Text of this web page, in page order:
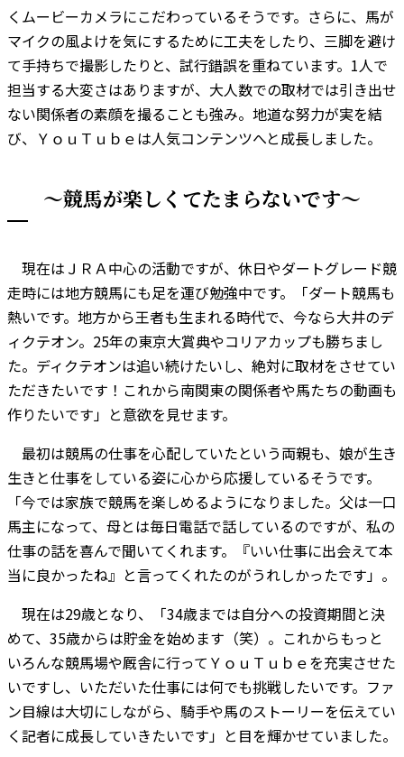
くムービーカメラにこだわっているそうです。さらに、馬が
マイクの風よけを気にするために工夫をしたり、三脚を避け
て手持ちで撮影したりと、試行錯誤を重ねています。1人で
担当する大変さはありますが、大人数での取材では引き出せ
ない関係者の素顔を撮ることも強み。地道な努力が実を結
び、ＹｏｕＴｕｂｅは人気コンテンツへと成長しました。
～競馬が楽しくてたまらないです～
現在はＪＲＡ中心の活動ですが、休日やダートグレード競
走時には地方競馬にも足を運び勉強中です。「ダート競馬も
熱いです。地方から王者も生まれる時代で、今なら大井のデ
ィクテオン。25年の東京大賞典やコリアカップも勝ちまし
た。ディクテオンは追い続けたいし、絶対に取材をさせてい
ただきたいです！これから南関東の関係者や馬たちの動画も
作りたいです」と意欲を見せます。
最初は競馬の仕事を心配していたという両親も、娘が生き
生きと仕事をしている姿に心から応援しているそうです。
「今では家族で競馬を楽しめるようになりました。父は一口
馬主になって、母とは毎日電話で話しているのですが、私の
仕事の話を喜んで聞いてくれます。『いい仕事に出会えて本
当に良かったね』と言ってくれたのがうれしかったです」。
現在は29歳となり、「34歳までは自分への投資期間と決
めて、35歳からは貯金を始めます（笑）。これからもっと
いろんな競馬場や厩舎に行ってＹｏｕＴｕｂｅを充実させた
いですし、いただいた仕事には何でも挑戦したいです。ファ
ン目線は大切にしながら、騎手や馬のストーリーを伝えてい
く記者に成長していきたいです」と目を輝かせていました。